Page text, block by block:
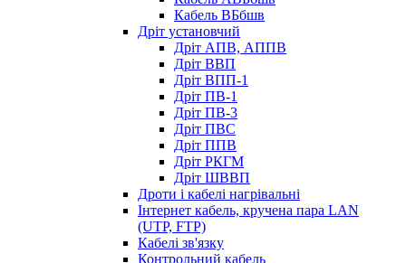
Кабель ВБбшв
Дріт установчий
Дріт АПВ, АППВ
Дріт ВВП
Дріт ВПП-1
Дріт ПВ-1
Дріт ПВ-3
Дріт ПВС
Дріт ППВ
Дріт РКГМ
Дріт ШВВП
Дроти і кабелі нагрівальні
Інтернет кабель, кручена пара LAN
(UTP, FTP)
Кабелі зв'язку
Контрольний кабель